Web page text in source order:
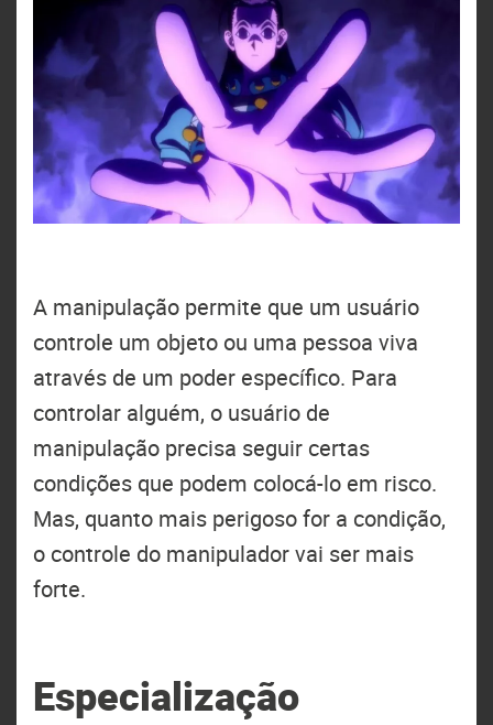
A manipulação permite que um usuário
controle um objeto ou uma pessoa viva
através de um poder específico. Para
controlar alguém, o usuário de
manipulação precisa seguir certas
condições que podem colocá-lo em risco.
Mas, quanto mais perigoso for a condição,
o controle do manipulador vai ser mais
forte.
Especialização